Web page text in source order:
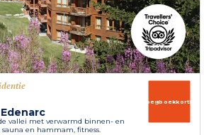
vallei met verwarmd binnen- en
en hammam, fitness.
Vroegboekkorting